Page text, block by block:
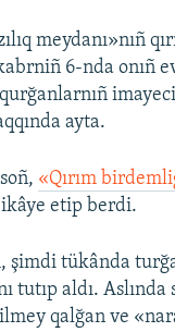
meydanı»nıñ
6-nda onıñ
ayta.
«Qırım
ikâye etip berdi.
tükânda
tutıp aldı.
qalğan ve